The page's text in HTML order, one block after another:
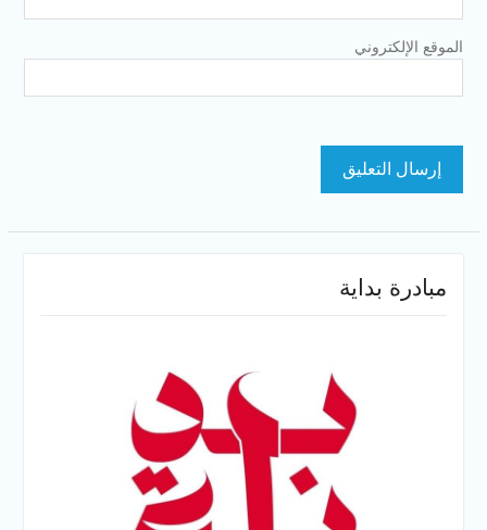
الموقع الإلكتروني
مبادرة بداية